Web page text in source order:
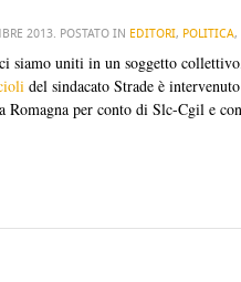
2013. POSTATO IN EDITORI, POLITICA,
siamo uniti in un soggetto
del sindacato Strade è
per conto di Slc-Cgil e